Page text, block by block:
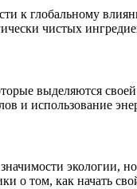
к глобальному
чистых
выделяются
и использование
о том, как начать